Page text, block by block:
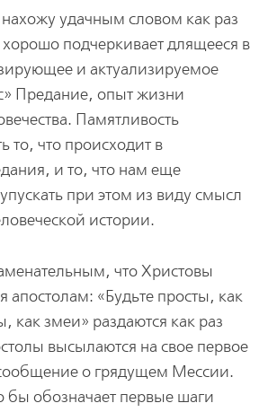
удачным словом как раз
подчеркивает длящееся в
и актуализируемое
Предание, опыт жизни
Памятливость
то, что происходит в
и то, что нам еще
при этом из виду смысл
истории.
что Христовы
апостолам: «Будьте просты, как
как змеи» раздаются как раз
высылаются на свое первое
о грядущем Мессии.
бы обозначает первые шаги